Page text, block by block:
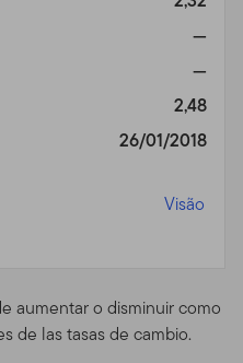
—
—
2,48
26/01/2018
Visão
aumentar o disminuir como
de las tasas de cambio.
(consultor
ou faça o
contém informações
de cada fundo de
deve ler os prospectos
ou enviar dinheiro.
flutuar com as
pode ter um ganho ou